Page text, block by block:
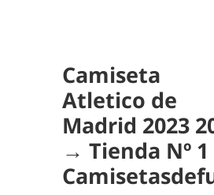
Camiseta
Atletico de
Madrid 2023
→ Tienda Nº 1